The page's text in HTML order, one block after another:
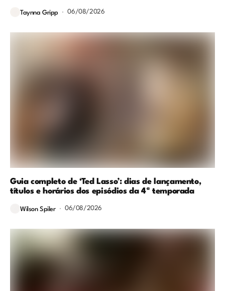
Taynna Gripp 06/08/2026
Guia completo de ‘Ted Lasso’: dias de lançamento,
títulos e horários dos episódios da 4ª temporada
Wilson Spiler 06/08/2026